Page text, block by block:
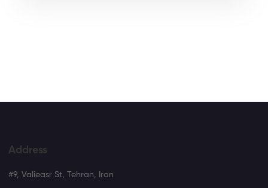
Address
#9, Valieasr St, Tehran, Iran